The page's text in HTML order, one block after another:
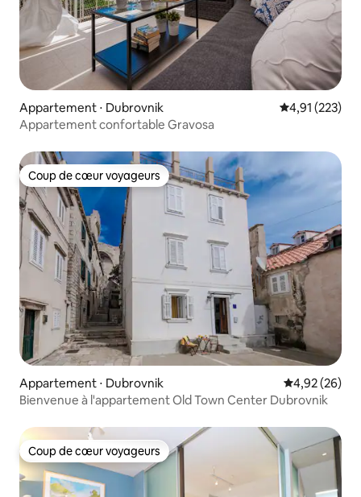
Appartement ⋅ Dubrovnik Évaluation
4,91 (223)
Appartement confortable Gravosa
Coup de cœur voyageurs
Coup de cœur voyageurs
Appartement ⋅ Dubrovnik Évaluation
4,92 (26)
Bienvenue à l'appartement Old Town Center Dubrovnik
Coup de cœur voyageurs
Coup de cœur voyageurs